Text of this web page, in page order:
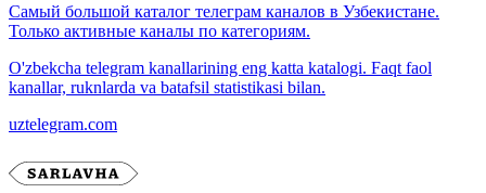
Самый большой каталог телеграм каналов в Узбекистане.
Только активные каналы по категориям.
O'zbekcha telegram kanallarining eng katta katalogi. Faqt faol
kanallar, ruknlarda va batafsil statistikasi bilan.
uztelegram.com